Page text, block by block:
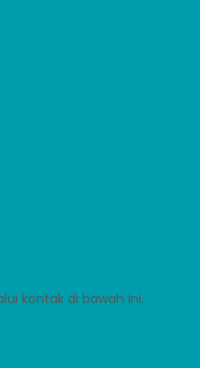
kontak di bawah ini.